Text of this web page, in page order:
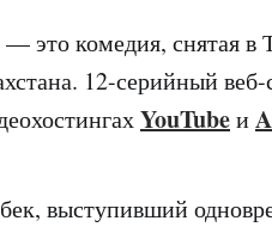
— это комедия, снятая в
12-серийный веб-
YouTubeи
выступивший